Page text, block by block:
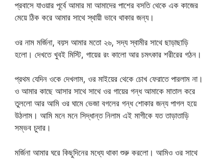
প্রবাসে যাওয়ার পূর্বে আমার মা আমাদের পাশের বসতি থেকে এক কাজের
মেয়ে ঠিক করে আমার সাথে স্থায়ী ভাবে থাকার জন্য।
ওর নাম মর্জিনা, বয়স আমার মতো ২৬, সদ্য স্বামীর সাথে ছাড়াছাড়ি
হলো। দেখতে খুবই মিস্টি, গায়ের রং কালো আর চমৎকার শরীরের গঠন।
প্রথম যেদিন ওকে দেখলাম, ওর মাইয়ের থেকে চোখ ফেরাতে পারলাম না।
ও আমার কাছে আসার সাথে সাথে ওর গায়ের গন্ধ আমাকে মাতাল করে
তুললো আর আমি ওর ঘামে ভেজা বগলের গন্ধ শোকার জন্য পাগল হয়ে
উঠলাম। আমি মনে মনে সিদ্ধান্ত নিলাম এই মাগীকে যত তাড়াতাড়ি
সম্ভব চুদার।
মর্জিনা আমার ঘরে কিছুদিনের মধ্যে থাকা শুরু করলো। আমিও ওর সাথে